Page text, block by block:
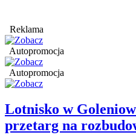
Reklama
Autopromocja
Autopromocja
Lotnisko w
przetarg na